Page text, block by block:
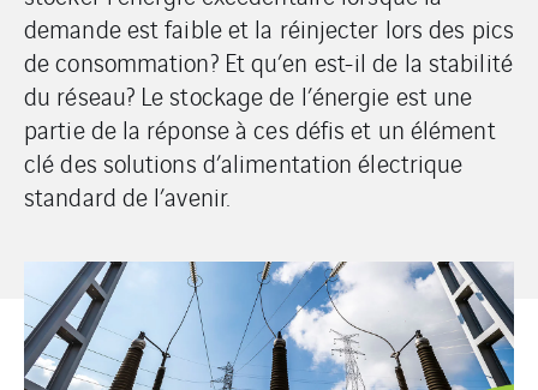
demande est faible et la réinjecter lors des pics
de consommation? Et qu’en est-il de la stabilité
du réseau? Le stockage de l’énergie est une
partie de la réponse à ces défis et un élément
clé des solutions d’alimentation électrique
standard de l’avenir.